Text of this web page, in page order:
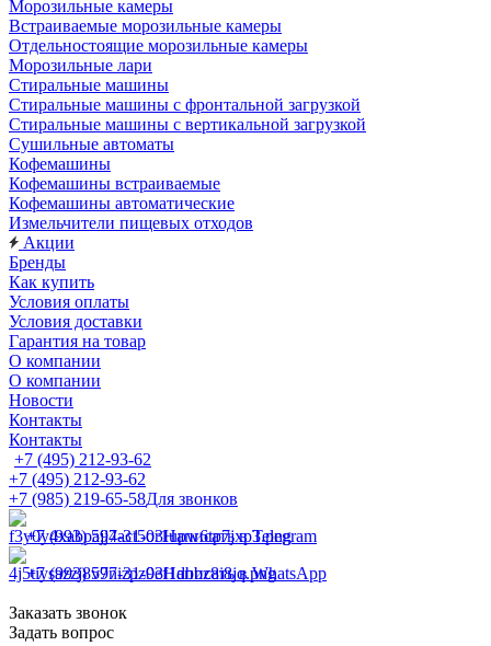
Морозильные камеры
Встраиваемые морозильные камеры
Отдельностоящие морозильные камеры
Морозильные лари
Стиральные машины
Стиральные машины с фронтальной загрузкой
Стиральные машины с вертикальной загрузкой
Сушильные автоматы
Кофемашины
Кофемашины встраиваемые
Кофемашины автоматические
Измельчители пищевых отходов
Акции
Бренды
Как купить
Условия оплаты
Условия доставки
Гарантия на товар
О компании
О компании
Новости
Контакты
Контакты
+7 (495) 212-93-62
+7 (495) 212-93-62
+7 (985) 219-65-58Для звонков
+7 (993) 597-31-03Написать в Telegram
+7 (993) 597-31-03Написать в WhatsApp
Заказать звонок
Задать вопрос